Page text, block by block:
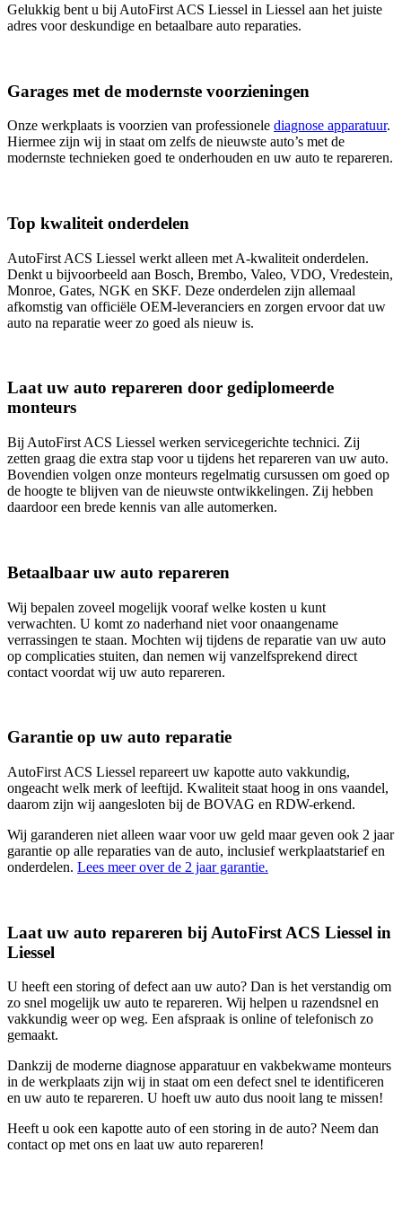
Gelukkig bent u bij AutoFirst ACS Liessel in Liessel aan het juiste
adres voor deskundige en betaalbare auto reparaties.
Garages met de modernste voorzieningen
Onze werkplaats is voorzien van professionele diagnose apparatuur.
Hiermee zijn wij in staat om zelfs de nieuwste auto’s met de
modernste technieken goed te onderhouden en uw auto te repareren.
Top kwaliteit onderdelen
AutoFirst ACS Liessel werkt alleen met A-kwaliteit onderdelen.
Denkt u bijvoorbeeld aan Bosch, Brembo, Valeo, VDO, Vredestein,
Monroe, Gates, NGK en SKF. Deze onderdelen zijn allemaal
afkomstig van officiële OEM-leveranciers en zorgen ervoor dat uw
auto na reparatie weer zo goed als nieuw is.
Laat uw auto repareren door gediplomeerde
monteurs
Bij AutoFirst ACS Liessel werken servicegerichte technici. Zij
zetten graag die extra stap voor u tijdens het repareren van uw auto.
Bovendien volgen onze monteurs regelmatig cursussen om goed op
de hoogte te blijven van de nieuwste ontwikkelingen. Zij hebben
daardoor een brede kennis van alle automerken.
Betaalbaar uw auto repareren
Wij bepalen zoveel mogelijk vooraf welke kosten u kunt
verwachten. U komt zo naderhand niet voor onaangename
verrassingen te staan. Mochten wij tijdens de reparatie van uw auto
op complicaties stuiten, dan nemen wij vanzelfsprekend direct
contact voordat wij uw auto repareren.
Garantie op uw auto reparatie
AutoFirst ACS Liessel repareert uw kapotte auto vakkundig,
ongeacht welk merk of leeftijd. Kwaliteit staat hoog in ons vaandel,
daarom zijn wij aangesloten bij de BOVAG en RDW-erkend.
Wij garanderen niet alleen waar voor uw geld maar geven ook 2 jaar
garantie op alle reparaties van de auto, inclusief werkplaatstarief en
onderdelen. Lees meer over de 2 jaar garantie.
Laat uw auto repareren bij AutoFirst ACS Liessel in
Liessel
U heeft een storing of defect aan uw auto? Dan is het verstandig om
zo snel mogelijk uw auto te repareren. Wij helpen u razendsnel en
vakkundig weer op weg. Een afspraak is online of telefonisch zo
gemaakt.
Dankzij de moderne diagnose apparatuur en vakbekwame monteurs
in de werkplaats zijn wij in staat om een defect snel te identificeren
en uw auto te repareren. U hoeft uw auto dus nooit lang te missen!
Heeft u ook een kapotte auto of een storing in de auto? Neem dan
contact op met ons en laat uw auto repareren!